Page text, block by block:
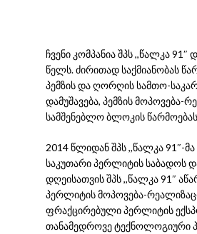
ჩვენი კომპანია შპს ,,წალკა 91″
წელს. ძირითად საქმიანობას
პემზის და ღორღის სამთო-
დამუშავება, პემზის მოპოვება-
სამშენებლო ბლოკის
2014 წლიდან შპს ,,წალკა 91″-
საკუთარი პერლიტის საბადოს
დღეისათვის შპს ,,წალკა 91″
პერლიტის მოპოვება-
ფრაქცირებული პერლიტის
თანამედროვე ტექნოლოგიური